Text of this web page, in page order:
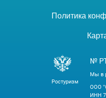
Политика
ООО
ИНН
Мы в
Ростуризм
№